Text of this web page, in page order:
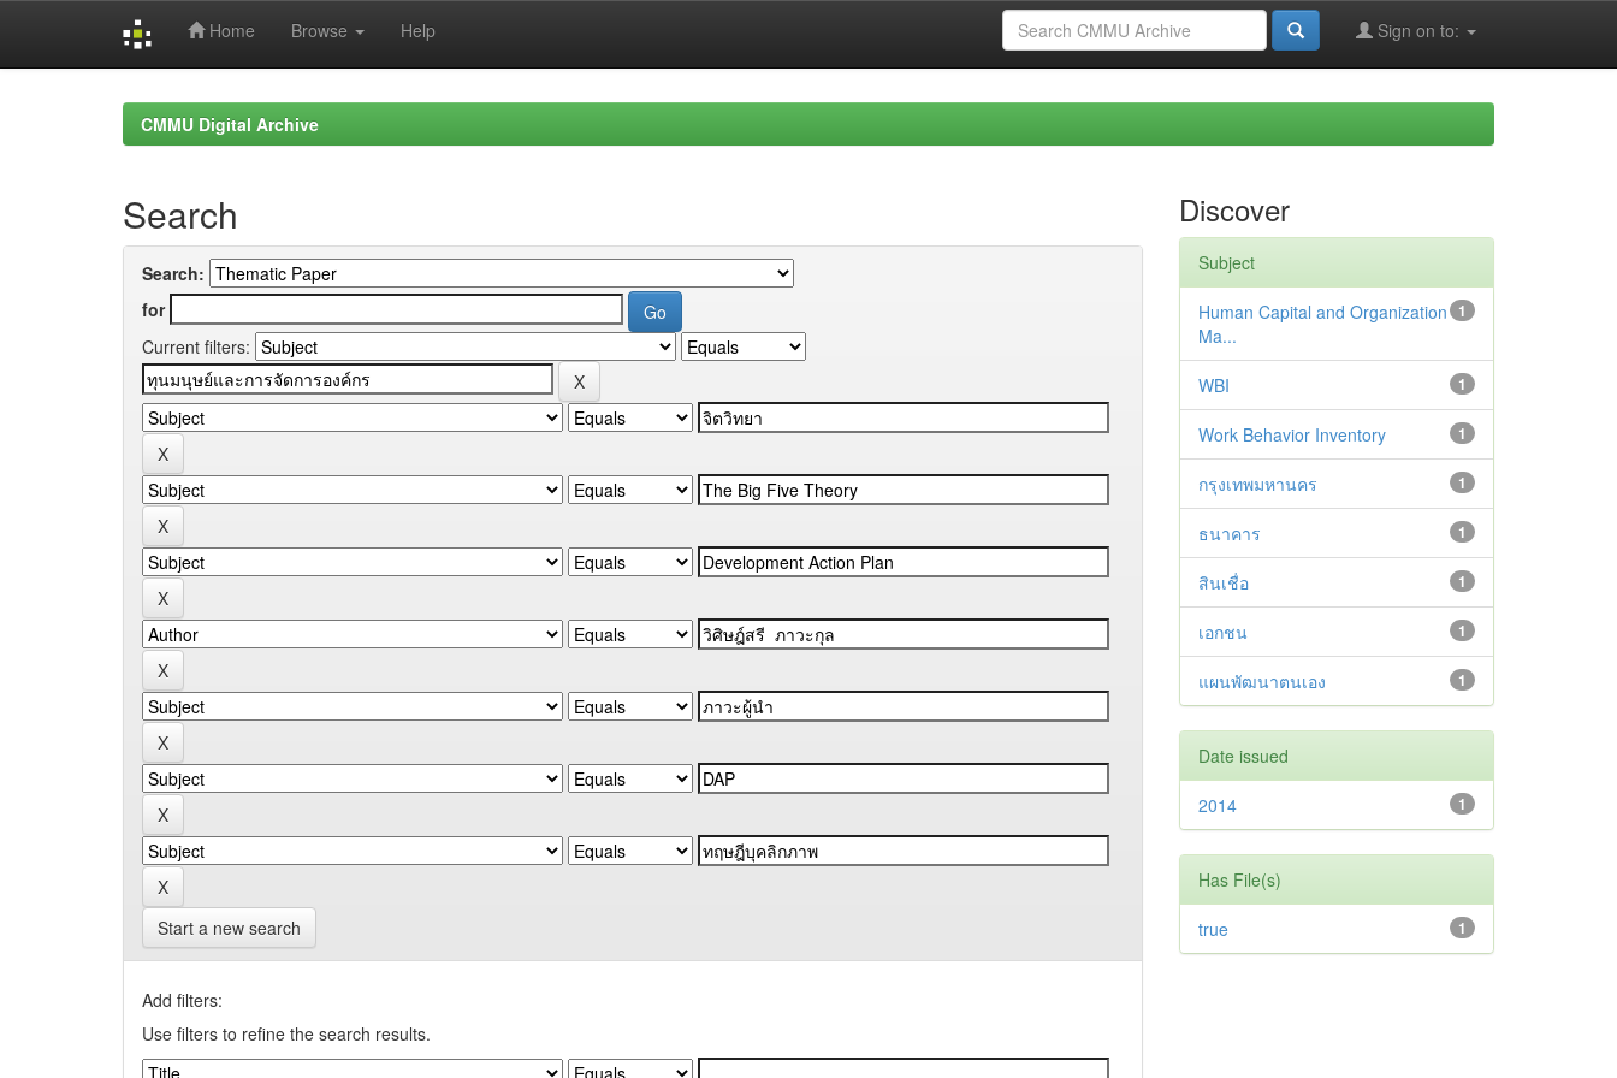
Home Browse Help Sign on to:
CMMU Digital Archive
Search
Search:
for
Current filters:
Start a new search
Add filters:
Use filters to refine the search results.
Discover
Subject
1
Human Capital and Organization
Ma...
1
WBI
1
Work Behavior Inventory
1
กรุงเทพมหานคร
1
ธนาคาร
1
สินเชื่อ
1
เอกชน
1
แผนพัฒนาตนเอง
Date issued
1
2014
Has File(s)
1
true